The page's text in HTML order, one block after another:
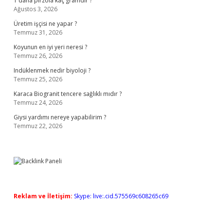
Ağustos 3, 2026
Üretim işçisi ne yapar ?
Temmuz 31, 2026
Koyunun en iyi yeri neresi ?
Temmuz 26, 2026
Indüklenmek nedir biyoloji ?
Temmuz 25, 2026
Karaca Biogranit tencere sağlıklı mıdır ?
Temmuz 24, 2026
Giysi yardımı nereye yapabilirim ?
Temmuz 22, 2026
Reklam ve İletişim: Skype: live:.cid.575569c608265c69